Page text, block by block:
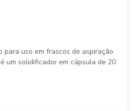
uso em frascos de aspiração.
um solidificador em cápsula de 20